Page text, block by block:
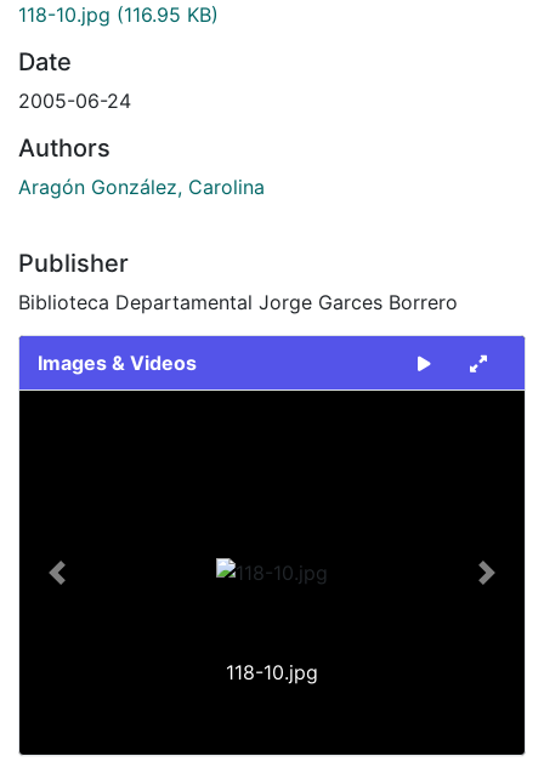
118-10.jpg (116.95 KB)
Date
2005-06-24
Authors
Aragón González, Carolina
Publisher
Biblioteca Departamental Jorge Garces Borrero
Images & Videos
118-10.jpg
Previous Next